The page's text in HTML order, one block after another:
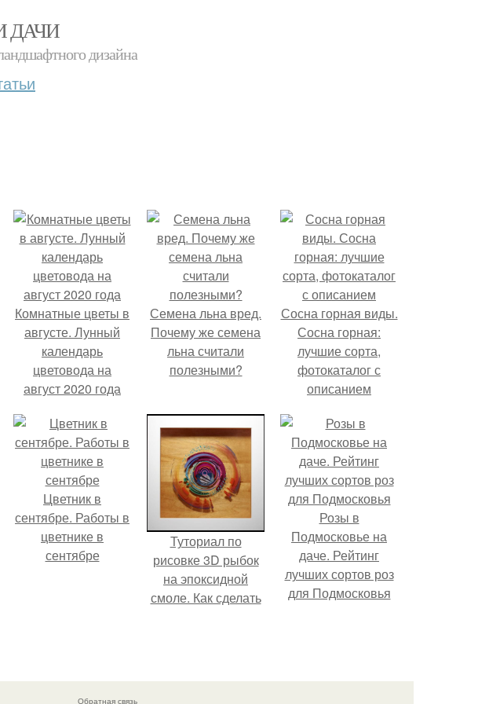
ДАЧИ
дизайна
Комнатные цветы в
августе. Лунный
календарь
цветовода на
август 2020 года
Семена льна вред.
Почему же семена
льна считали
полезными?
Сосна горная виды.
Сосна горная:
лучшие сорта,
фотокаталог с
описанием
Цветник в
сентябре. Работы в
цветнике в
сентябре
Туториал по
рисовке 3D рыбок
на эпоксидной
смоле. Как сделать
Розы в
Подмосковье на
даче. Рейтинг
лучших сортов роз
для Подмосковья
Обратная связь